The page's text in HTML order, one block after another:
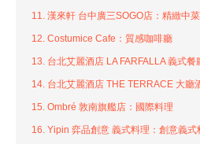
11. 漢來軒 台中廣三SOGO店：精緻中菜
12. Costumice Cafe：質感咖啡廳
13. 台北艾麗酒店 LA FARFALLA 義式餐
14. 台北艾麗酒店 THE TERRACE 大廳
15. Ombré 敦南旗艦店：國際料理
16. Yipin 弈品創意 義式料理：創意義式